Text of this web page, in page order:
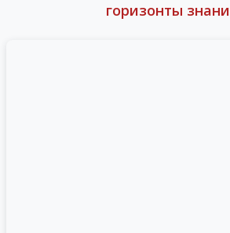
горизонты